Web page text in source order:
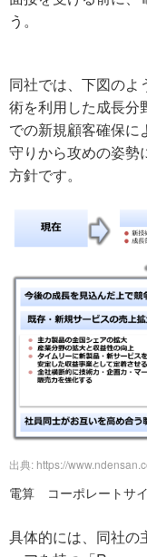
う。
同社では、下図のよ
術を利用した成長分
での新規顧客確保に
守りから攻めの姿勢
方針です。
出典: https://
電算 コーポレートサ
具体的には、同社の